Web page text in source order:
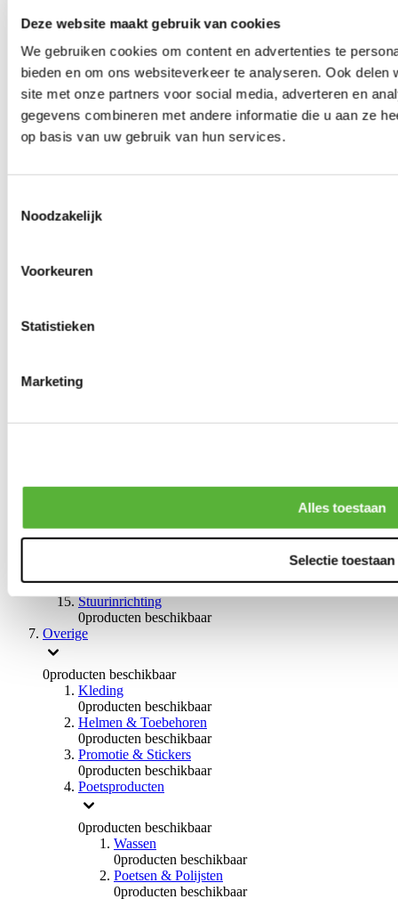
Deze website maakt gebruik van cookies
We gebruiken cookies om content en advertenties te
bieden en om ons websiteverkeer te analyseren. Ook
site met onze partners voor social media, adverteren en
gegevens combineren met andere informatie die u aan ze
op basis van uw gebruik van hun services.
Noodzakelijk
Voorkeuren
Statistieken
Marketing
Alles toestaan
Selectie toestaan
0producten beschikbaar
Spoorverbreders
0producten beschikbaar
Wielmoeren
0producten beschikbaar
Draadeinden
0 producten beschikbaar
0producten beschikbaar
0producten beschikbaar
0producten beschikbaar
Remmen overige
0producten beschikbaar
Stuurinrichting
0producten beschikbaar
Overige
0producten beschikbaar
Kleding
0producten beschikbaar
Helmen & Toebehoren
0producten beschikbaar
Promotie & Stickers
0producten beschikbaar
Poetsproducten
0producten beschikbaar
Wassen
0producten beschikbaar
Poetsen & Polijsten
0producten beschikbaar